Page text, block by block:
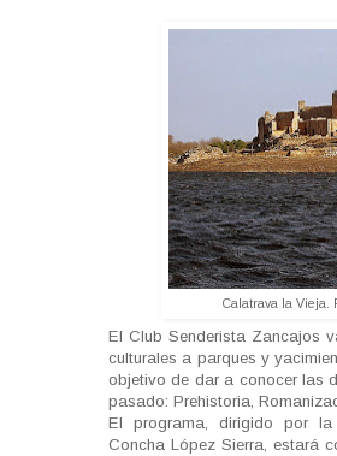
Calatrava la Vieja.
El Club Senderista Zancajos
culturales a parques y
objetivo de dar a conocer las
pasado: Prehistoria,
El programa, dirigido por
Concha López Sierra, estará